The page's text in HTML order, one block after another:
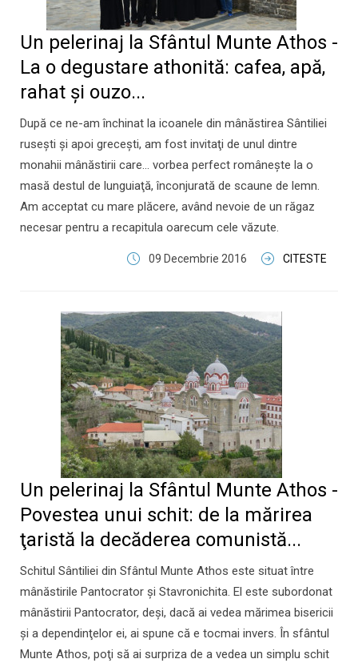
Un pelerinaj la Sfântul Munte Athos -
La o degustare athonită: cafea, apă,
rahat şi ouzo...
După ce ne-am închinat la icoanele din mânăstirea Sântiliei
ruseşti şi apoi greceşti, am fost invitaţi de unul dintre
monahii mânăstirii care... vorbea perfect româneşte la o
masă destul de lunguiaţă, înconjurată de scaune de lemn.
Am acceptat cu mare plăcere, având nevoie de un răgaz
necesar pentru a recapitula oarecum cele văzute.
09 Decembrie 2016 CITESTE
Un pelerinaj la Sfântul Munte Athos -
Povestea unui schit: de la mărirea
ţaristă la decăderea comunistă...
Schitul Sântiliei din Sfântul Munte Athos este situat între
mânăstirile Pantocrator şi Stavronichita. El este subordonat
mânăstirii Pantocrator, deşi, dacă ai vedea mărimea bisericii
şi a dependinţelor ei, ai spune că e tocmai invers. În sfântul
Munte Athos, poţi să ai surpriza de a vedea un simplu schit